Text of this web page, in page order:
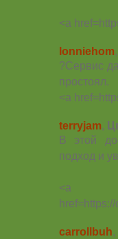
<a
lonniehom,
?Сервис
простоял.
<a
terryjam,
В этой
подход и
<a
carrollbuh,